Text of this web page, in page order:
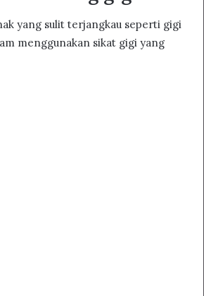
yang sulit terjangkau seperti gigi
menggunakan sikat gigi yang